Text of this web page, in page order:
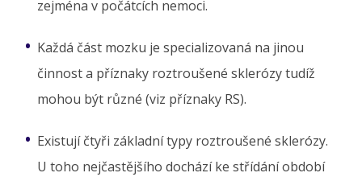
zejména v počátcích nemoci.
Každá část mozku je specializovaná na jinou
činnost a příznaky roztroušené sklerózy tudíž
mohou být různé (viz příznaky RS).
Existují čtyři základní typy roztroušené sklerózy.
U toho nejčastějšího dochází ke střídání období